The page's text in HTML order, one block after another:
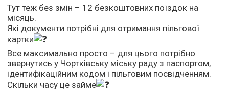
Тут теж без змін – 12 безкоштовних поїздок на
місяць.
Які документи потрібні для отримання пільгової
картки
Все максимально просто – для цього потрібно
звернутись у Чортківську міську раду з паспортом,
ідентифікаційним кодом і пільговим посвідченням.
Скільки часу це займе